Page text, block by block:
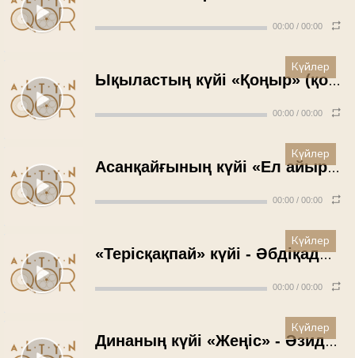
00:00 / 00:00
Ықыластың күйі «Қоңыр» (қобыз) - Сыматай Үмбетбаев (1971 жыл)
00:00 / 00:00
Күйлер
Асанқайғының күйі «Ел айырылған» - Тымат Мерғалиев (1971 жыл)
00:00 / 00:00
Күйлер
«Терісқақпай» күйі - Әбдіқадыр Әбдіхалықов (1972 жыл)
00:00 / 00:00
Күйлер
Динаның күйі «Жеңіс» - Әзидолла Есқалиев (1972 жыл)
Күйлер